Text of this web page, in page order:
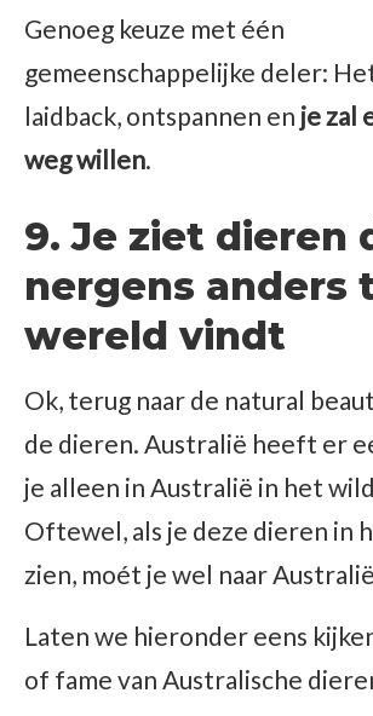
Genoeg keuze met één
gemeenschappelijke deler:
laidback, ontspannen en je zal
weg willen.
9. Je ziet dieren
nergens anders
wereld vindt
Ok, terug naar de natural
de dieren. Australië heeft er
je alleen in Australië in het
Oftewel, als je deze dieren in
zien, moét je wel naar
Laten we hieronder eens
of fame van Australische